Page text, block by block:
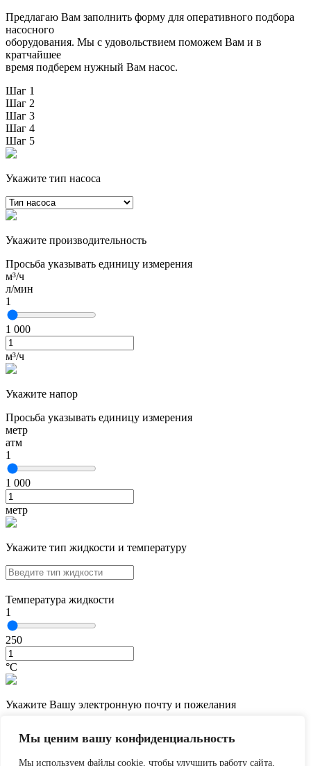
Мы ценим вашу конфиденциальность
Мы используем файлы cookie, чтобы улучшить работу сайта,
Предлагаю Вам заполнить форму для оперативного подбора
насосного
оборудования. Мы с удовольствием поможем Вам и в
кратчайшее
время подберем нужный Вам насос.
Шаг 1
Шаг 2
Шаг 3
Шаг 4
Шаг 5
Укажите тип насоса
Укажите производительность
Просьба указывать единицу измерения
м³/ч
л/мин
1
1 000
м³/ч
Укажите напор
Просьба указывать единицу измерения
метр
атм
1
1 000
метр
Укажите тип жидкости и температуру
Температура жидкости
1
250
°С
Укажите Вашу электронную почту и пожелания